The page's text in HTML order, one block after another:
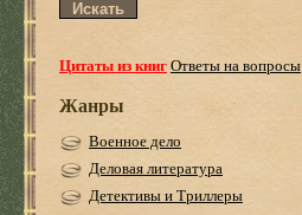
Цитаты из книгОтветы на вопросы
Жанры
Военное дело
Деловая литература
Детективы и Триллеры